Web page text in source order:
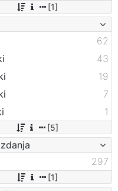
[1]
62
43
19
7
1
[5]
297
[1]